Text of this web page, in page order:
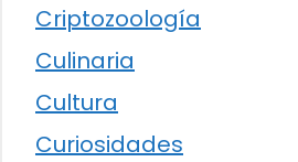
Criptozoología
Culinaria
Cultura
Curiosidades